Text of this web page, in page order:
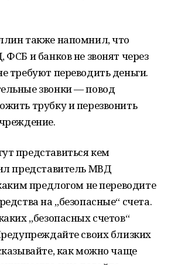
также напомнил, что
и банков не звонят через
требуют переводить деньги.
звонки — повод
трубку и перезвонить
представиться кем
представитель МВД
предлогом не переводите
на „безопасные“ счета.
„безопасных счетов“
своих близких
как можно чаще